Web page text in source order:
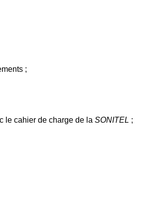
;
le cahier de charge de la SONITEL ;